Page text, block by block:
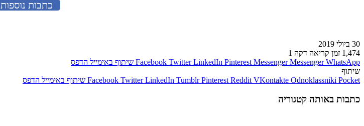
כתבות נוספות
30 ביולי 2019
1,474 זמן קריאה דקה 1
Facebook Twitter LinkedIn Pinterest Messenger Messenger WhatsApp שיתוף באימייל הדפס
שיתוף
Facebook Twitter LinkedIn Tumblr Pinterest Reddit VKontakte Odnoklassniki Pocket שיתוף באימייל הדפס
כתבות באותה קטגוריה